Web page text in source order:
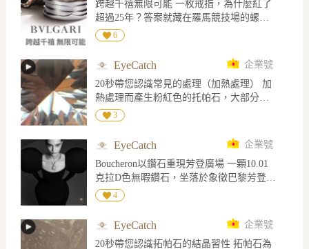
跨越千禧無限可能 一枚戒指，為什麼紅了
超過25年？答案就藏在羅馬競技場的螺旋
密碼裡。
6
EyeCatch
企業號
20秒帶您認識常見的處理（加熱處理） 加
熱處理而產生粉紅色的托帕石，大部分的
粉紅托帕石是將含有鉻的黃色和褐色托帕
了黃色而留下鉻致色的殘留粉紅色
3
EyeCatch
企業號
Boucheron以鑽石重現芳登廣場 一顆10.01
克拉D色無暇鑽石，坐落於象徵巴黎芳登廣
場的八角形輪廓中央。Boucheron在2026年
Boucheron Prénom : Frédéric」中，推出焦
點作品「The Address」，將芳登廣場26號
這個改寫品牌歷史的地址，凝縮為一件可
4
EyeCatch
企業號
20秒帶您認識拓帕石的結晶習性 拓帕石為